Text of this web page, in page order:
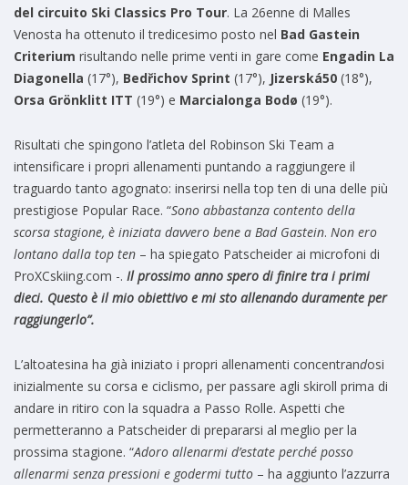
del circuito Ski Classics Pro Tour. La 26enne di Malles
Venosta ha ottenuto il tredicesimo posto nel Bad Gastein
Criterium risultando nelle prime venti in gare come Engadin La
Diagonella (17°), Bedřichov Sprint (17°), Jizerská50 (18°),
Orsa Grönklitt ITT (19°) e Marcialonga Bodø (19°).
Risultati che spingono l’atleta del Robinson Ski Team a
intensificare i propri allenamenti puntando a raggiungere il
traguardo tanto agognato: inserirsi nella top ten di una delle più
prestigiose Popular Race. “Sono abbastanza contento della
scorsa stagione, è iniziata davvero bene a Bad Gastein. Non ero
lontano dalla top ten – ha spiegato Patscheider ai microfoni di
ProXCskiing.com -. Il prossimo anno spero di finire tra i primi
dieci. Questo è il mio obiettivo e mi sto allenando duramente per
raggiungerlo”.
L’altoatesina ha già iniziato i propri allenamenti concentrandosi
inizialmente su corsa e ciclismo, per passare agli skiroll prima di
andare in ritiro con la squadra a Passo Rolle. Aspetti che
permetteranno a Patscheider di prepararsi al meglio per la
prossima stagione. “Adoro allenarmi d’estate perché posso
allenarmi senza pressioni e godermi tutto – ha aggiunto l’azzurra